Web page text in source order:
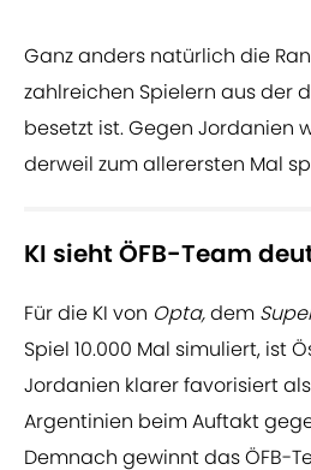
Ganz anders natürlich die
zahlreichen Spielern aus der
besetzt ist. Gegen Jordanien
derweil zum allerersten Mal
KI sieht ÖFB-Team
Für die KI von Opta,dem
Spiel 10.000 Mal simuliert, ist
Jordanien klarer favorisiert
Argentinien beim Auftakt
Demnach gewinnt das ÖFB-